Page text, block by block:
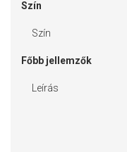
Szín
Szín
Főbb jellemzők
Leírás